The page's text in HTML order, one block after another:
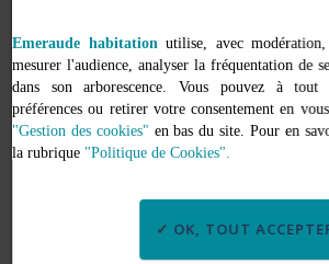
ADRESSE
5 rue des Gabiers
35540 Miniac-Morvan
Caractéristiques
Emeraude habitation utilise, avec
mesurer l'audience, analyser la fréquentation de
dans son arborescence. Vous pouvez à
préférences ou retirer votre consentement en
"Gestion des cookies" en bas du site. Pour en
la rubrique "Politique de Cookies".
OK, TOUT